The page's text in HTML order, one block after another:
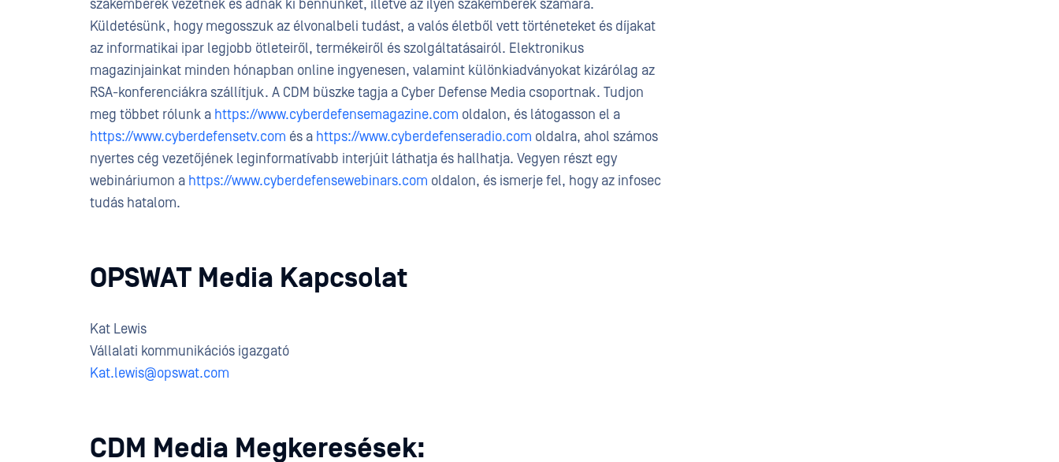
szakemberek vezetnek és adnak ki bennünket, illetve az ilyen szakemberek számára.
Küldetésünk, hogy megosszuk az élvonalbeli tudást, a valós életből vett történeteket és díjakat
az informatikai ipar legjobb ötleteiről, termékeiről és szolgáltatásairól. Elektronikus
magazinjainkat minden hónapban online ingyenesen, valamint különkiadványokat kizárólag az
RSA-konferenciákra szállítjuk. A CDM büszke tagja a Cyber Defense Media csoportnak. Tudjon
meg többet rólunk a https://www.cyberdefensemagazine.com oldalon, és látogasson el a
https://www.cyberdefensetv.com és a https://www.cyberdefenseradio.com oldalra, ahol számos
nyertes cég vezetőjének leginformatívabb interjúit láthatja és hallhatja. Vegyen részt egy
webináriumon a https://www.cyberdefensewebinars.com oldalon, és ismerje fel, hogy az infosec
tudás hatalom.
OPSWAT Media Kapcsolat
Kat Lewis
Vállalati kommunikációs igazgató
Kat.lewis@opswat.com
CDM Media Megkeresések: